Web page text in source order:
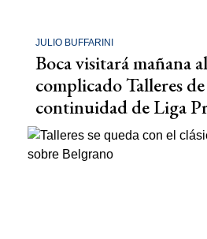
JULIO BUFFARINI
Boca visitará mañana
complicado Talleres
continuidad de Liga